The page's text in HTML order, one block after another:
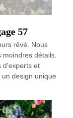
57
rêvé. Nous
détails.
et
design unique